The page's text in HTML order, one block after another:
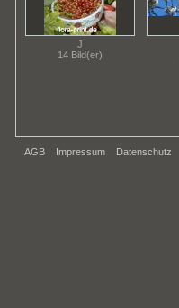
AGB Impressum Datenschutz
J
14 Bild(er)